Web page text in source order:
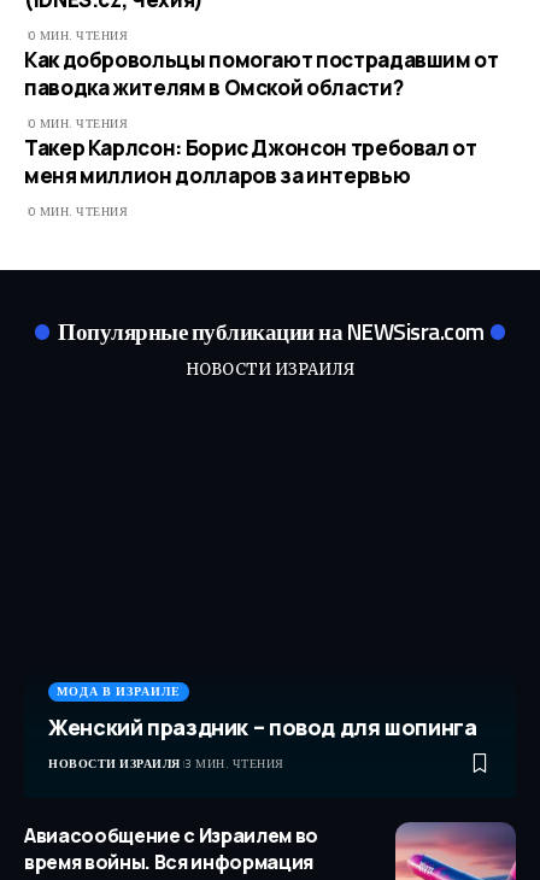
0 МИН. ЧТЕНИЯ
Как добровольцы помогают пострадавшим от
паводка жителям в Омской области?
0 МИН. ЧТЕНИЯ
Такер Карлсон: Борис Джонсон требовал от
меня миллион долларов за интервью
0 МИН. ЧТЕНИЯ
Популярные публикации на NEWSisra.com
НОВОСТИ ИЗРАИЛЯ
МОДА В ИЗРАИЛЕ
Женский праздник – повод для шопинга
НОВОСТИ ИЗРАИЛЯ 3 МИН. ЧТЕНИЯ
Авиасообщение с Израилем во
время войны. Вся информация